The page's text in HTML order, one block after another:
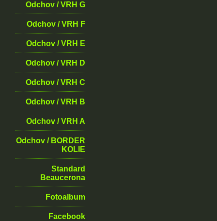
Odchov / VRH G
Odchov / VRH F
Odchov / VRH E
Odchov / VRH D
Odchov / VRH C
Odchov / VRH B
Odchov / VRH A
Odchov / BORDER
KOLIE
Standard
Beaucerona
Fotoalbum
Facebook